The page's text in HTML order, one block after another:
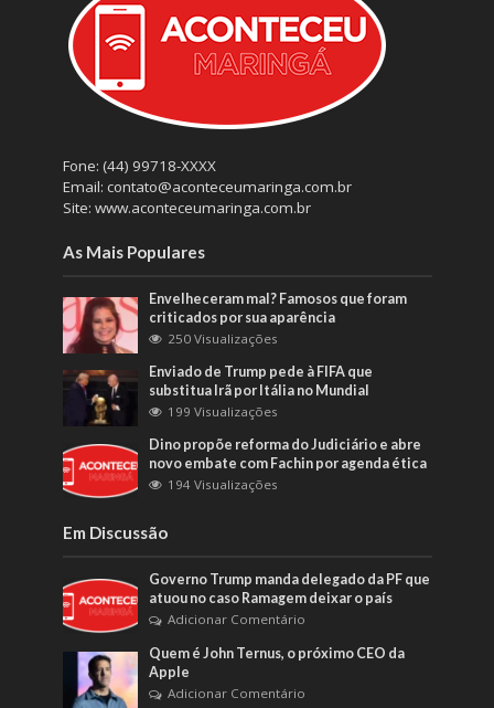
Fone: (44) 99718-XXXX
Email: contato@aconteceumaringa.com.br
Site: www.aconteceumaringa.com.br
As Mais Populares
Envelheceram mal? Famosos que foram
criticados por sua aparência
250 Visualizações
Enviado de Trump pede à FIFA que
substitua Irã por Itália no Mundial
199 Visualizações
Dino propõe reforma do Judiciário e abre
novo embate com Fachin por agenda ética
194 Visualizações
Em Discussão
Governo Trump manda delegado da PF que
atuou no caso Ramagem deixar o país
Adicionar Comentário
Quem é John Ternus, o próximo CEO da
Apple
Adicionar Comentário